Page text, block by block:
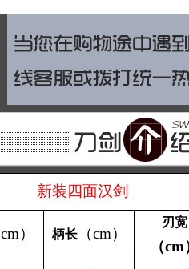
新装四面汉剑
cm） 柄长（cm）
刃宽
（cm